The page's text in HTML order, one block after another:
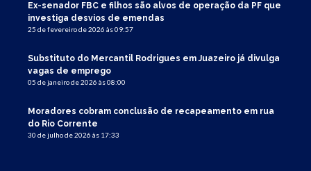
Ex-senador FBC e filhos são alvos de operação da PF que
investiga desvios de emendas
25 de fevereiro de 2026 às 09:57
Substituto do Mercantil Rodrigues em Juazeiro já divulga
vagas de emprego
05 de janeiro de 2026 às 08:00
Moradores cobram conclusão de recapeamento em rua
do Rio Corrente
30 de julho de 2026 às 17:33